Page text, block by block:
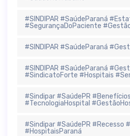
#SINDIPAR #SaúdeParaná
#SegurançaDoPaciente
#SINDIPAR #SaúdeParaná
#SINDIPAR #SaúdeParaná
#SindicatoForte #Hospitais
#Sindipar #SaúdePR
#TecnologiaHospital
#Sindipar #SaúdePR #Recesso
#HospitaisParaná